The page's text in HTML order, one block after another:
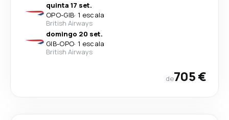
quinta 17 set.
OPO-GIB· 1 escala
British Airways
domingo 20 set.
GIB-OPO· 1 escala
British Airways
de705 €